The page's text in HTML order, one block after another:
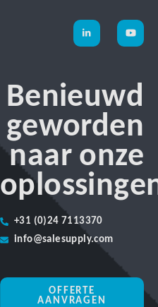
Benieuwd
geworden
naar onze
+31 (0)24 7113370
info@salesupply.com
OFFERTE
AANVRAGEN